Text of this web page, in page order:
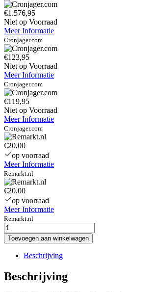
€1.576,95
Niet op Voorraad
Meer Informatie
Cronjager.com
€123,95
Niet op Voorraad
Meer Informatie
Cronjager.com
€119,95
Niet op Voorraad
Meer Informatie
Cronjager.com
€20,00
op voorraad
Meer Informatie
Remarkt.nl
€20,00
op voorraad
Meer Informatie
Remarkt.nl
hp-
elitebook-
1040-
docking-
station-
thunderbolt-
Toevoegen aan winkelwagen
Beschrijving
Beschrijving